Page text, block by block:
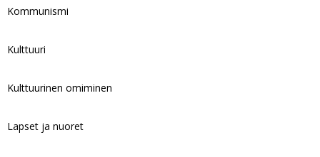
Kommunismi
Kulttuuri
Kulttuurinen omiminen
Lapset ja nuoret